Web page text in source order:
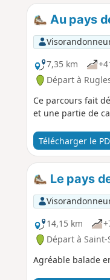
Au pays
7,35 km
Départ à
Ce parcours fait
et une partie de
Télécharger le
Le pays
14,15 km
Départ à
Agréable balade